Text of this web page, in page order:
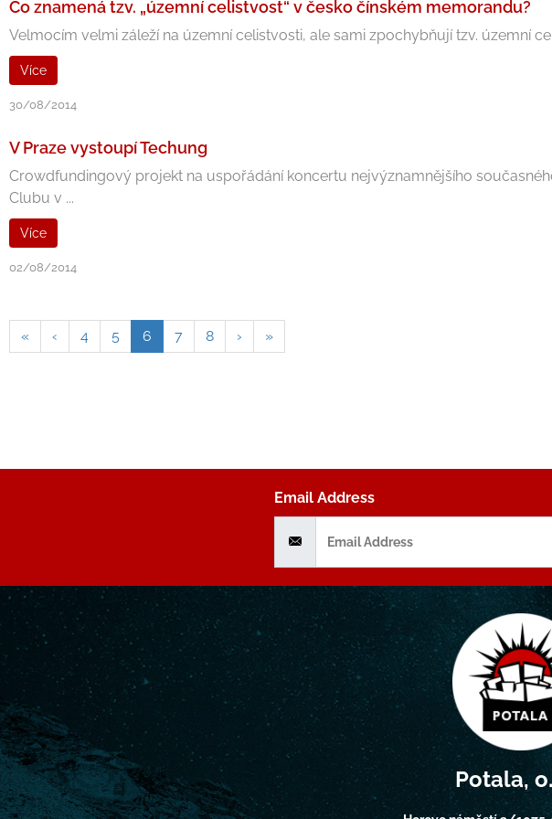
Co znamená tzv. „územní celistvost“ v česko čínském memorandu?
Velmocím velmi záleží na územní celistvosti, ale sami zpochybňují tzv. územní
Více
30/08/2014
V Praze vystoupí Techung
Crowdfundingový projekt na uspořádání koncertu nejvýznamnějšího
Clubu v ...
Více
02/08/2014
« ‹ 4 5 6 7 8 › »
Email Address
Potala,